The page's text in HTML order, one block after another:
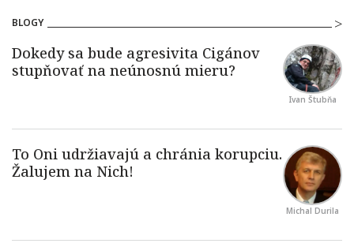
BLOGY
Ivan Štubňa
Michal Durila